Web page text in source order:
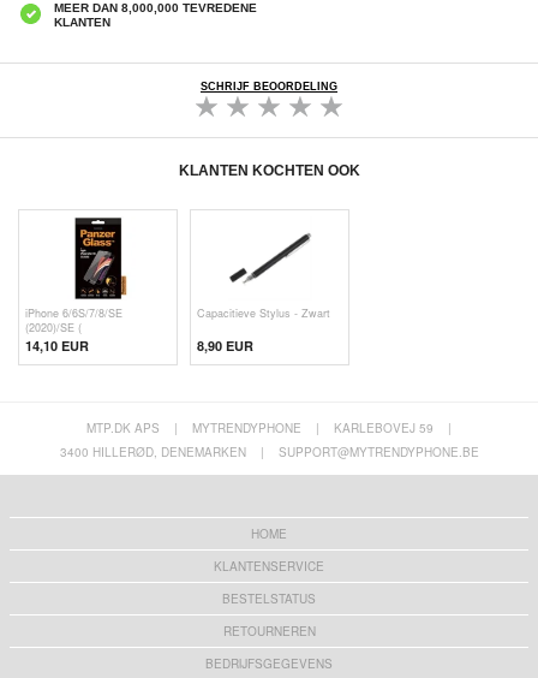
MEER DAN 8,000,000 TEVREDENE
KLANTEN
SCHRIJF BEOORDELING
KLANTEN KOCHTEN OOK
iPhone 6/6S/7/8/SE
(2020)/SE (
14,10 EUR
Capacitieve Stylus - Zwart
8,90 EUR
MTP.DK APS | MYTRENDYPHONE | KARLEBOVEJ 59
|
3400 HILLERØD, DENEMARKEN
| SUPPORT@MYTRENDYPHONE.BE
HOME
KLANTENSERVICE
BESTELSTATUS
RETOURNEREN
BEDRIJFSGEGEVENS